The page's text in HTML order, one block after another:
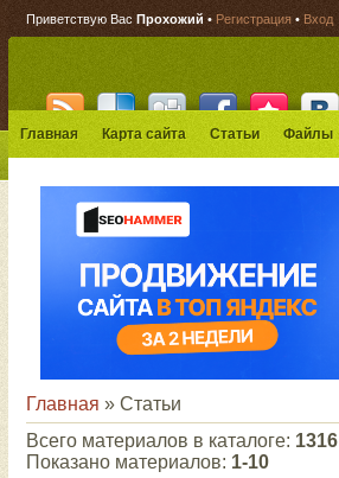
Приветствую Вас Прохожий • Регистрация • Вход
Главная Карта сайта Статьи Файлы
Главная » Статьи
Всего материалов в каталоге: 1316
Показано материалов: 1-10